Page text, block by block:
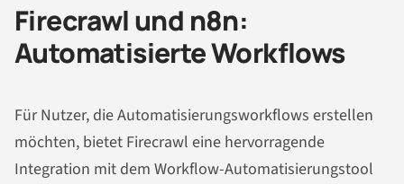
Firecrawl und n8n:
Automatisierte Workflows
Für Nutzer, die Automatisierungsworkflows erstellen
möchten, bietet Firecrawl eine hervorragende
Integration mit dem Workflow-Automatisierungstool